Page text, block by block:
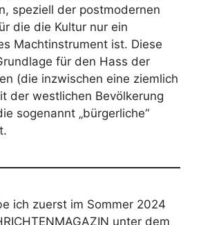
speziell der postmodernen
die die Kultur nur ein
Machtinstrument ist. Diese
für den Hass der
(die inzwischen eine ziemlich
der westlichen Bevölkerung
sogenannt „bürgerliche“
ich zuerst im Sommer 2024
unter dem